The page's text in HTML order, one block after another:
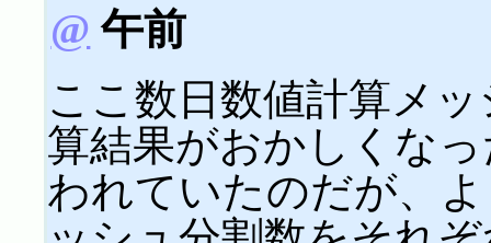
@ 午前
ここ数日数値計算メ
算結果がおかしくな
われていたのだが、